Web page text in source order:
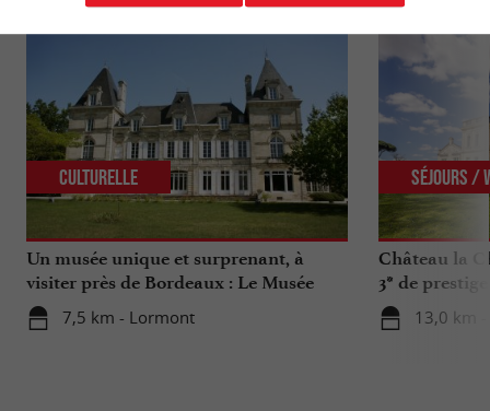
Un musée unique et surprenant, à
visiter près de Bordeaux : Le Musée
National de l’Assurance Maladie
7,5 km - Lormont
Culturelle
Château la
3* de
13,0 km
Séjours /